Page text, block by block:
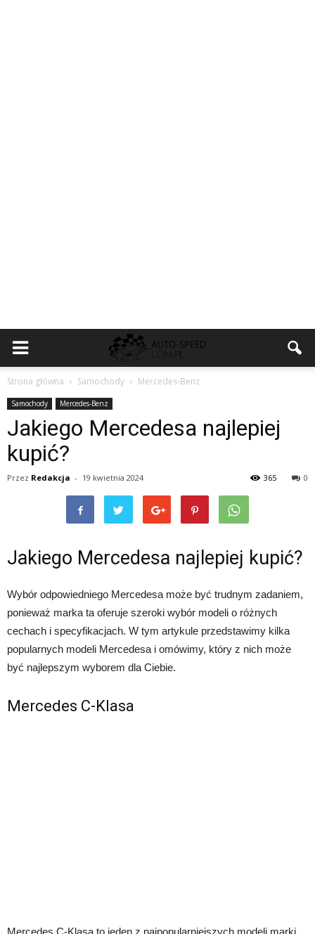
Strona główna Samochody Mercedes-Benz
Samochody Mercedes-Benz
Jakiego Mercedesa najlepiej
kupić?
Przez Redakcja - 19 kwietnia 2024 0
365
Jakiego Mercedesa najlepiej kupić?
Wybór odpowiedniego Mercedesa może być trudnym zadaniem,
ponieważ marka ta oferuje szeroki wybór modeli o różnych
cechach i specyfikacjach. W tym artykule przedstawimy kilka
popularnych modeli Mercedesa i omówimy, który z nich może
być najlepszym wyborem dla Ciebie.
Mercedes C-Klasa
Mercedes C-Klasa to jeden z najpopularniejszych modeli marki.